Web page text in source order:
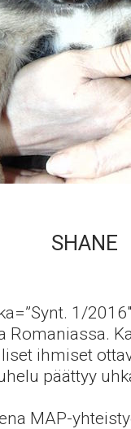
SHANE
1/
Romaniassa.
ihmiset
päättyy
MAP-